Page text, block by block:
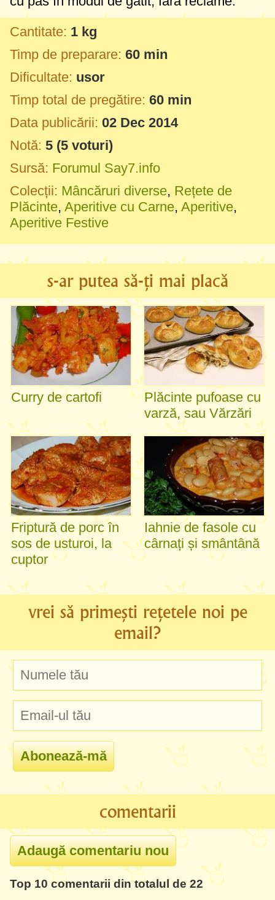
Cantitate: 1 kg
Timp de preparare: 60 min
Dificultate: usor
Timp total de pregătire: 60 min
Data publicării: 02 Dec 2014
Notă: 5 (5 voturi)
Sursă: Forumul Say7.info
Colecții: Mâncăruri diverse, Rețete de
Plăcinte, Aperitive cu Carne, Aperitive,
Aperitive Festive
s-ar putea să-ți mai placă
Curry de cartofi
Plăcinte pufoase cu
varză, sau Vărzări
Friptură de porc în
sos de usturoi, la
cuptor
Iahnie de fasole cu
cârnați și smântână
vrei să primești rețetele noi pe
email?
comentarii
Top 10 comentarii din totalul de 22